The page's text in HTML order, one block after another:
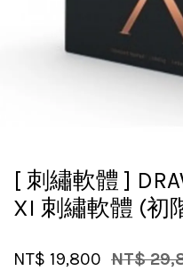
[ 刺繡軟體 ]
XI 刺繡軟體 (初
NT$ 19,800 NT$